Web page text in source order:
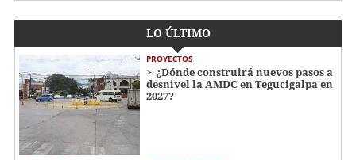
LO ÚLTIMO
PROYECTOS
¿Dónde construirá nuevos pasos a
desnivel la AMDC en Tegucigalpa en
2027?